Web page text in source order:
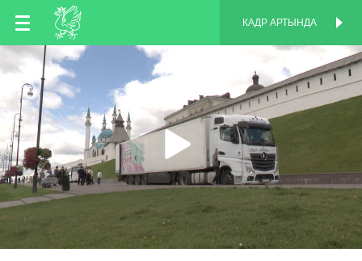
TT
RU
КАДР АРТЫНДА
КАДР АРТЫНДА